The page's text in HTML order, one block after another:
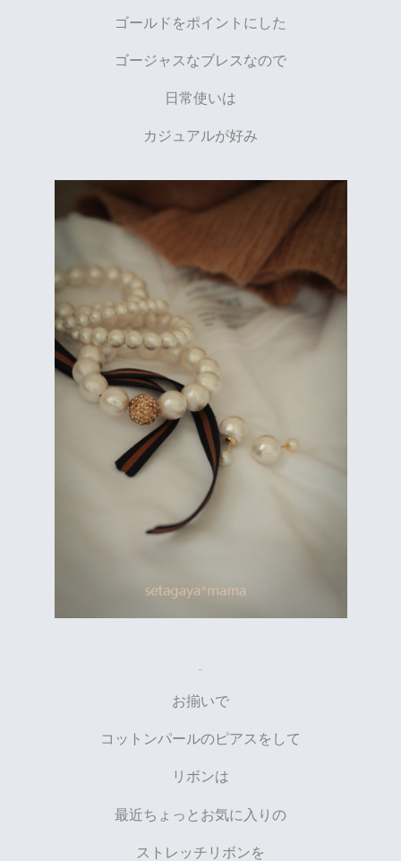
ゴールドをポイントにした
ゴージャスなブレスなので
日常使いは
カジュアルが好み
お揃いで
コットンパールのピアスをして
リボンは
最近ちょっとお気に入りの
ストレッチリボンを